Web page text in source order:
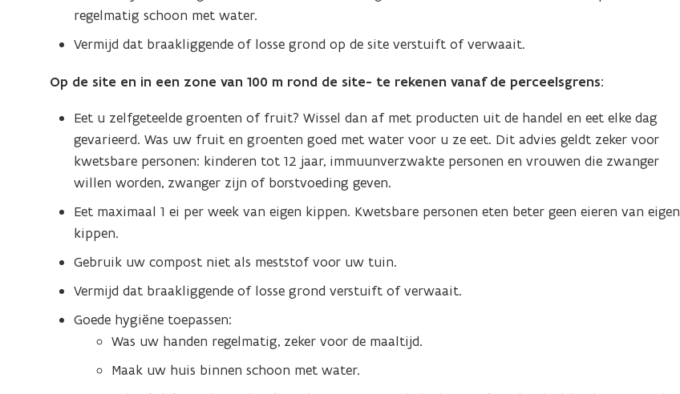
weergave)
regelmatig schoon met water.
Vermijd dat braakliggende of losse grond op de site verstuift of verwaait.
Op de site en in een zone van 100 m rond de site- te rekenen vanaf de perceelsgrens:
Eet u zelfgeteelde groenten of fruit? Wissel dan af met producten uit de handel en eet elke dag
gevarieerd. Was uw fruit en groenten goed met water voor u ze eet. Dit advies geldt zeker voor
kwetsbare personen: kinderen tot 12 jaar, immuunverzwakte personen en vrouwen die zwanger
willen worden, zwanger zijn of borstvoeding geven.
Eet maximaal 1 ei per week van eigen kippen. Kwetsbare personen eten beter geen eieren van eigen
kippen.
Gebruik uw compost niet als meststof voor uw tuin.
Vermijd dat braakliggende of losse grond verstuift of verwaait.
Goede hygiëne toepassen:
Was uw handen regelmatig, zeker voor de maaltijd.
Maak uw huis binnen schoon met water.